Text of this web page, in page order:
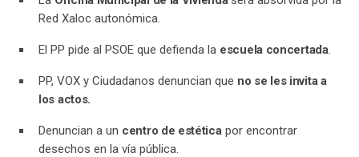
Red Xaloc autonómica.
El PP pide al PSOE que defienda la escuela concertada.
PP, VOX y Ciudadanos denuncian que no se les invita a
los actos.
Denuncian a un centro de estéticapor encontrar
desechos en la vía pública.